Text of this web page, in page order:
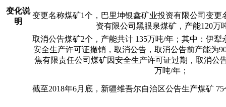
变化说
明
变更名称煤矿1个，巴里坤银鑫矿业投资有限公司变更
资有限公司黑眼泉煤矿，产能120万
取消公告煤矿2个，产能共计 135万吨/年；其中：伊
安全生产许可证撤销，取消公告，取消公告前产能为
焦有限责任公司煤矿因安全生产许可证过期，取消公
万吨/年；
截至2018年6月底，新疆维吾尔自治区公告生产煤矿